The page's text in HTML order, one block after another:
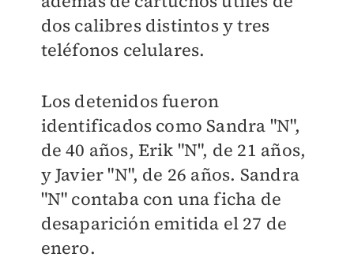
dos calibres distintos y tres
teléfonos celulares.
Los detenidos fueron
identificados como Sandra "N",
de 40 años, Erik "N", de 21 años,
y Javier "N", de 26 años. Sandra
"N" contaba con una ficha de
desaparición emitida el 27 de
enero.